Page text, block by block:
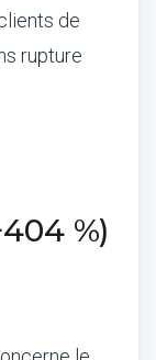
de
rupture
%)